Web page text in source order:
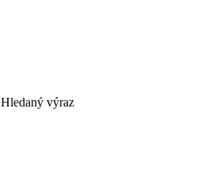
Hledaný výraz